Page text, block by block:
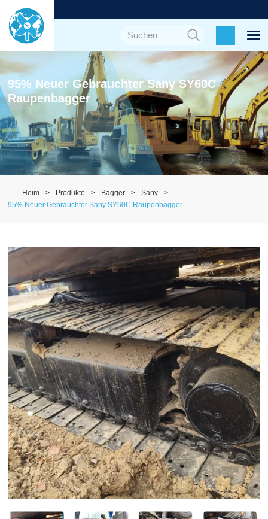
95% Neuer Gebrauchter Sany SY60C
Raupenbagger
Heim Produkte Bagger
Sany
95% Neuer Gebrauchter Sany SY60C Raupenbagger